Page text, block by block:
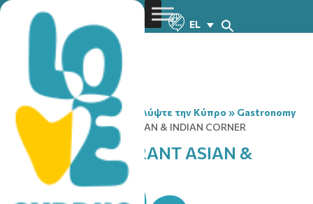
EL
You are here:Home» Ανακαλύψτε την Κύπρο » Gastronomy
» KASTRO RESTAURANT ASIAN & INDIAN CORNER
KASTRO RESTAURANT ASIAN &
INDIAN CORNER